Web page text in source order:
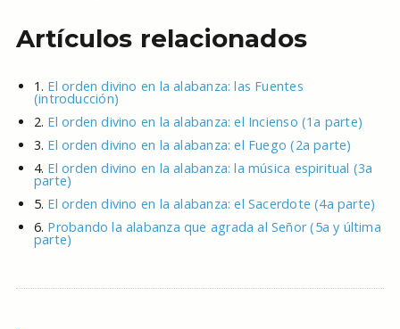
Artículos relacionados
1. El orden divino en la alabanza: las Fuentes
(introducción)
2. El orden divino en la alabanza: el Incienso (1a parte)
3. El orden divino en la alabanza: el Fuego (2a parte)
4. El orden divino en la alabanza: la música espiritual (3a
parte)
5. El orden divino en la alabanza: el Sacerdote (4a parte)
6. Probando la alabanza que agrada al Señor (5a y última
parte)